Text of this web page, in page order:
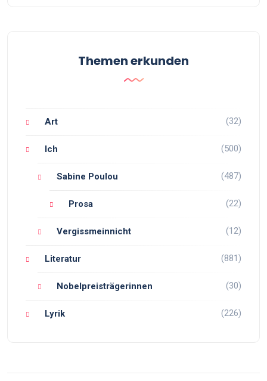
Themen erkunden
Art (32)
Ich (500)
Sabine Poulou (487)
Prosa (22)
Vergissmeinnicht (12)
Literatur (881)
Nobelpreisträgerinnen (30)
Lyrik (226)